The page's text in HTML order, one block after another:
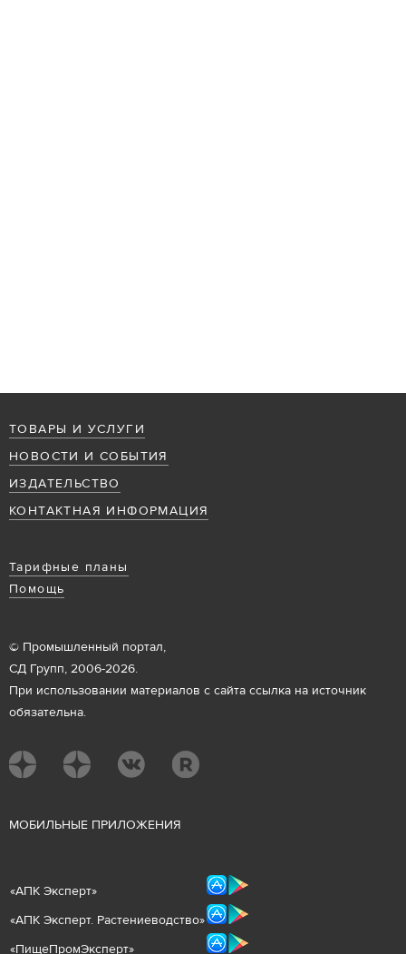
ТОВАРЫ И УСЛУГИ
НОВОСТИ И СОБЫТИЯ
ИЗДАТЕЛЬСТВО
КОНТАКТНАЯ ИНФОРМАЦИЯ
Тарифные планы
Помощь
© Промышленный портал,
СД Групп, 2006-2026.
При использовании материалов с сайта ссылка на источник
обязательна.
МОБИЛЬНЫЕ ПРИЛОЖЕНИЯ
«АПК Эксперт»
«АПК Эксперт. Растениеводство»
«ПищеПромЭксперт»